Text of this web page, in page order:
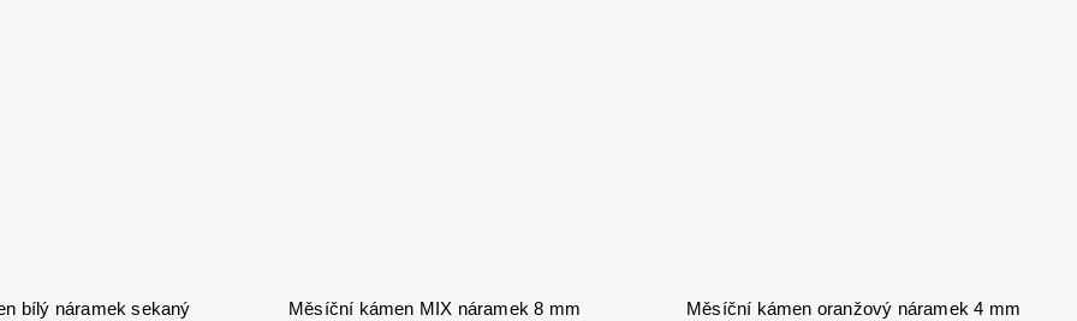
bílý náramek sekaný Měsíční kámen MIX náramek 8 mm Měsíční kámen oranžový náramek 4 mm